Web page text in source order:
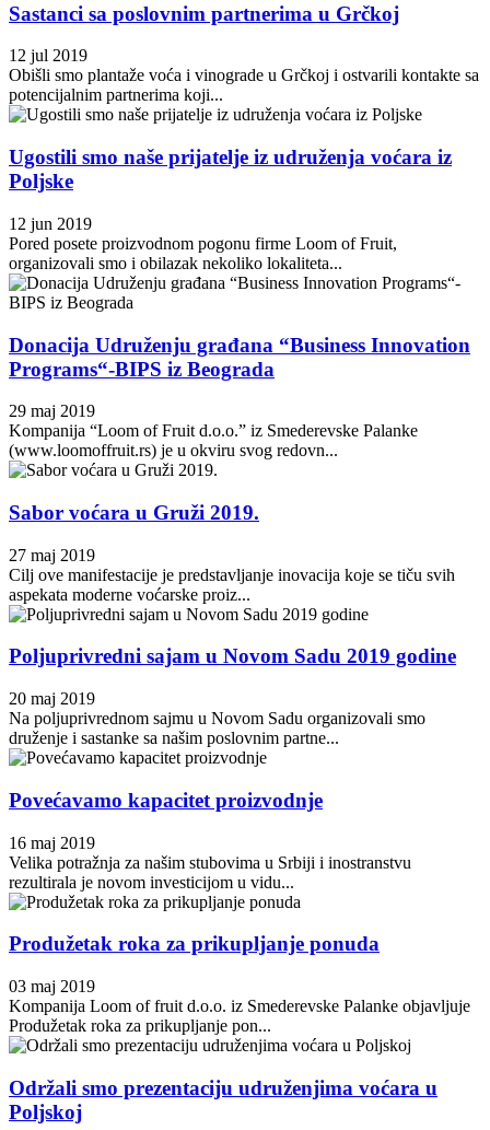
Sastanci sa poslovnim partnerima u Grčkoj
12 jul 2019
Obišli smo plantaže voća i vinograde u Grčkoj i ostvarili kontakte sa
potencijalnim partnerima koji...
Ugostili smo naše prijatelje iz udruženja voćara iz
Poljske
12 jun 2019
Pored posete proizvodnom pogonu firme Loom of Fruit,
organizovali smo i obilazak nekoliko lokaliteta...
Donacija Udruženju građana “Business Innovation
Programs“-BIPS iz Beograda
29 maj 2019
Kompanija “Loom of Fruit d.o.o.” iz Smederevske Palanke
(www.loomoffruit.rs) je u okviru svog redovn...
Sabor voćara u Gruži 2019.
27 maj 2019
Cilj ove manifestacije je predstavljanje inovacija koje se tiču svih
aspekata moderne voćarske proiz...
Poljuprivredni sajam u Novom Sadu 2019 godine
20 maj 2019
Na poljuprivrednom sajmu u Novom Sadu organizovali smo
druženje i sastanke sa našim poslovnim partne...
Povećavamo kapacitet proizvodnje
16 maj 2019
Velika potražnja za našim stubovima u Srbiji i inostranstvu
rezultirala je novom investicijom u vidu...
Produžetak roka za prikupljanje ponuda
03 maj 2019
Kompanija Loom of fruit d.o.o. iz Smederevske Palanke objavljuje
Produžetak roka za prikupljanje pon...
Održali smo prezentaciju udruženjima voćara u
Poljskoj